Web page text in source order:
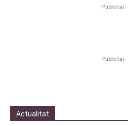
-Publicitat-
-Publicitat-
Actualitat